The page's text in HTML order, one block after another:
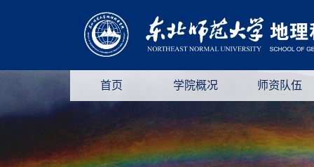
首页 学院概况 师资队伍